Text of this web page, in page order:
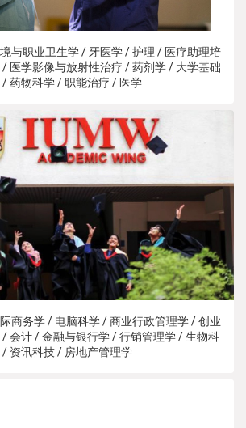
与职业卫生学 / 牙医学 / 护理 / 医疗助理培
/ 医学影像与放射性治疗 / 药剂学 / 大学基础
/ 药物科学 / 职能治疗 / 医学
商务学 / 电脑科学 / 商业行政管理学 / 创业
/ 会计 / 金融与银行学 / 行销管理学 / 生物科
/ 资讯科技 / 房地产管理学